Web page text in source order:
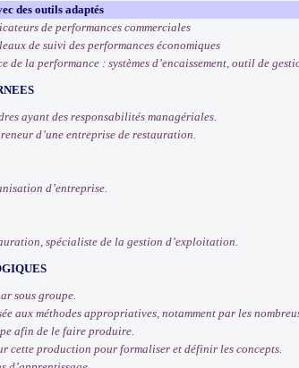
des outils adaptés
de performances commerciales
de suivi des performances économiques
de la performance : systèmes d’encaissement, outil de
ayant des responsabilités managériales.
d’une entreprise de restauration.
d’entreprise.
spécialiste de la gestion d’exploitation.
sous groupe.
aux méthodes appropriatives, notamment par les
afin de le faire produire.
cette production pour formaliser et définir les concepts.